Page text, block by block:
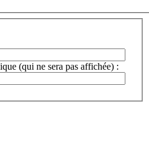
(qui ne sera pas affichée) :